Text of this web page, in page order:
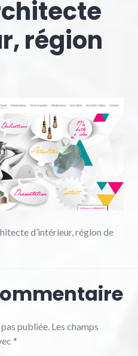
région
d’intérieur, région de
publiée. Les champs
*